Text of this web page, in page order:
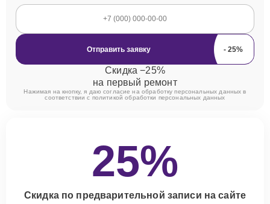
Отправить заявку
Скидка −25%
на первый ремонт
Нажимая на кнопку, я даю согласие на обработку персональных данных в
соответствии с политикой обработки персональных данных
25%
Скидка по предварительной записи на сайте